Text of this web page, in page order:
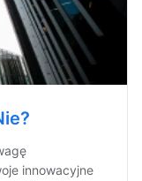
innowacyjne